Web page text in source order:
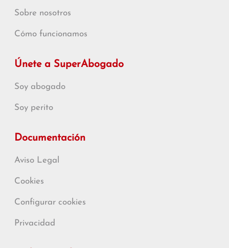
Sobre nosotros
Cómo funcionamos
Únete a SuperAbogado
Soy abogado
Soy perito
Documentación
Aviso Legal
Cookies
Configurar cookies
Privacidad